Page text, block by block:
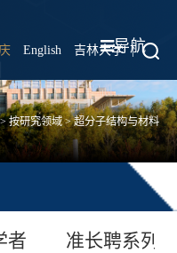
English 吉林大学 |
导航
按研究领域>超分子结构与材料
者 准长聘系列